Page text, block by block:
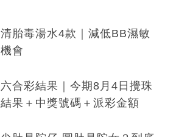
清胎毒湯水4款｜減低BB濕敏
機會
六合彩結果｜今期8月4日攪珠
結果＋中獎號碼＋派彩金額